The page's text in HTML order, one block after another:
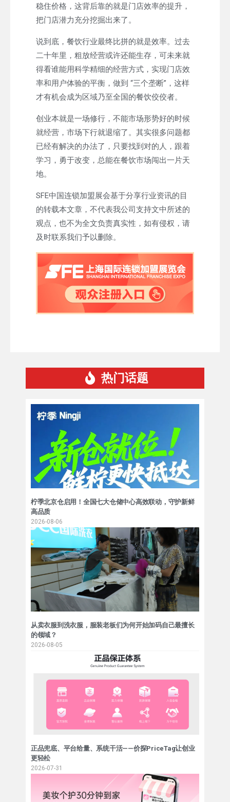
稳住价格，这背后靠的就是门店效率的提升，
把门店潜力充分挖掘出来了。
说到底，餐饮行业最终比拼的就是效率。过去
二十年里，粗放经营或许还能生存，可未来就
得看谁能用科学精细的经营方式，实现门店效
率和用户体验的平衡，做到 “三个垄断”，这样
才有机会成为区域乃至全国的餐饮佼佼者。
创业本就是一场修行，不能市场形势好的时候
就经营，市场下行就退缩了。其实很多问题都
已经有解决的办法了，只要找到对的人，跟着
学习，勇于改变，总能在餐饮市场闯出一片天
地。
SFE中国连锁加盟展会基于分享行业资讯的目
的转载本文章，不代表我公司支持文中所述的
观点，也不为全文负责真实性，如有侵权，请
及时联系我们予以删除。
热门话题
柠季北京仓启用！全国七大仓储中心高效联动，守护新鲜
高品质
2026-08-06
从卖衣服到洗衣服，服装老板们为何开始加码自己最擅长
的领域？
2026-08-05
正品兜底、平台给量、系统干活——价探PriceTag让创业
更轻松
2026-07-31